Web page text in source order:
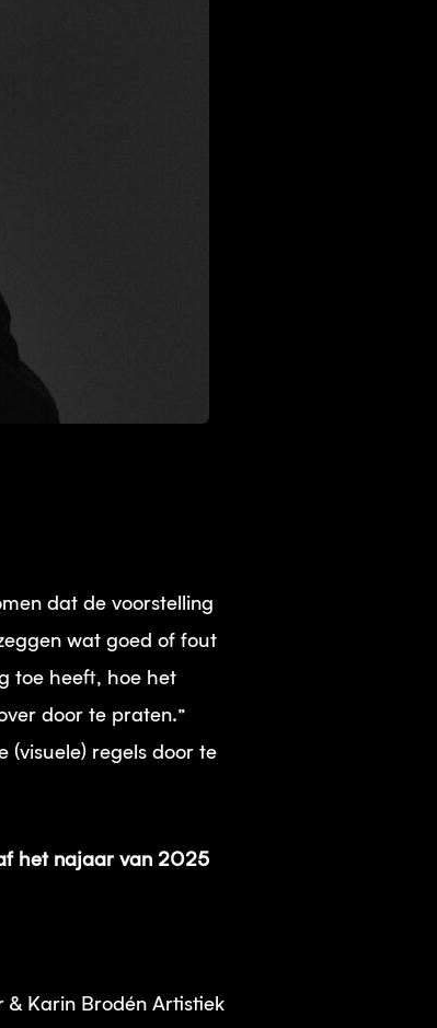
dat de voorstelling
wat goed of fout
toe heeft, hoe het
door te praten.”
(visuele) regels door te
het najaar van 2025
& Karin Brodén Artistiek